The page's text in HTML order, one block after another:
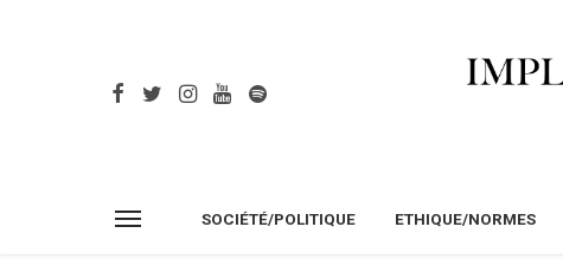
SOCIÉTÉ/POLITIQUE ETHIQUE/NORMES